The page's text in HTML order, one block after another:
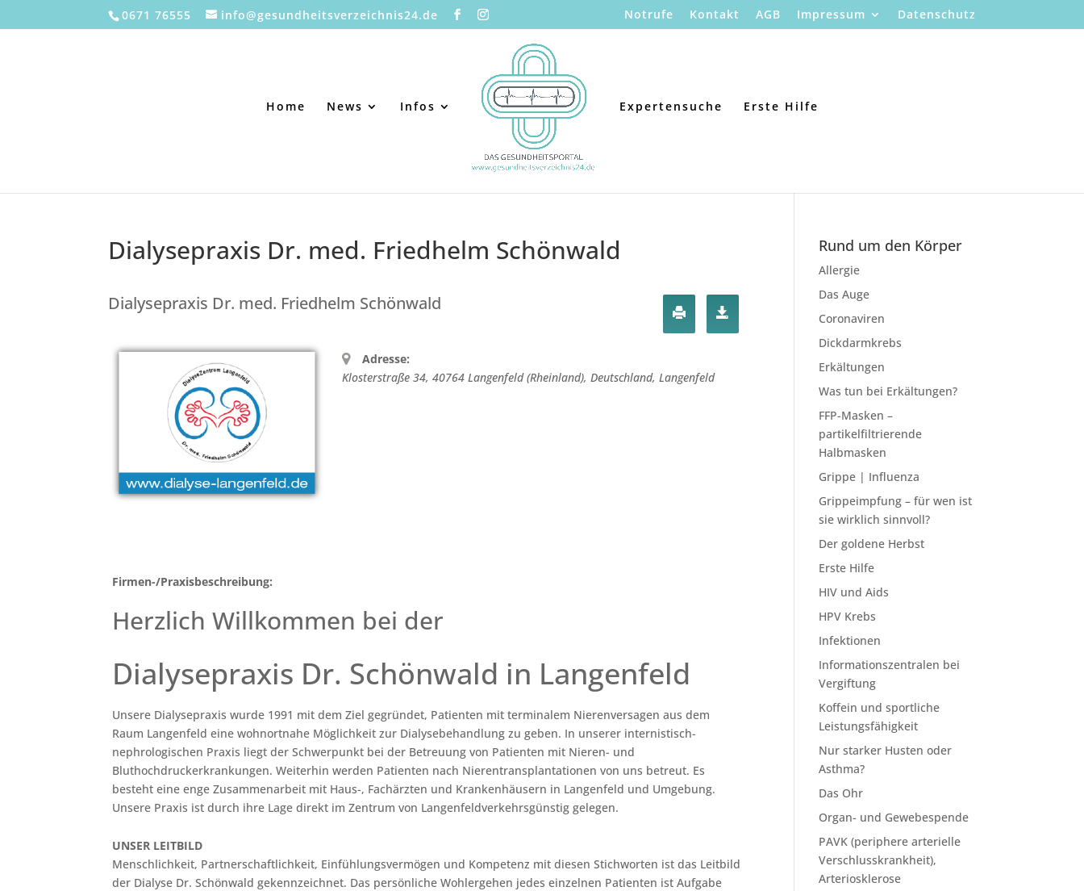
0671 76555 info@gesundheitsverzeichnis24.de Notrufe Kontakt AGB Impressum Datenschutz
Home News Infos Expertensuche Erste Hilfe
Dialysepraxis Dr. med. Friedhelm Schönwald
Dialysepraxis Dr. med. Friedhelm Schönwald
Adresse:
Klosterstraße 34, 40764 Langenfeld (Rheinland), Deutschland,Langenfeld
Firmen-/Praxisbeschreibung:
Herzlich Willkommen bei der
Dialysepraxis Dr. Schönwald in Langenfeld
Unsere Dialysepraxis wurde 1991 mit dem Ziel gegründet, Patienten mit terminalem Nierenversagen aus dem
Raum Langenfeld eine wohnortnahe Möglichkeit zur Dialysebehandlung zu geben. In unserer internistisch-
nephrologischen Praxis liegt der Schwerpunkt bei der Betreuung von Patienten mit Nieren- und
Bluthochdruckerkrankungen. Weiterhin werden Patienten nach Nierentransplantationen von uns betreut. Es
besteht eine enge Zusammenarbeit mit Haus-, Fachärzten und Krankenhäusern in Langenfeld und Umgebung.
Unsere Praxis ist durch ihre Lage direkt im Zentrum von Langenfeldverkehrsgünstig gelegen.
UNSER LEITBILD
Menschlichkeit, Partnerschaftlichkeit, Einfühlungsvermögen und Kompetenz mit diesen Stichworten ist das Leitbild
der Dialyse Dr. Schönwald gekennzeichnet. Das persönliche Wohlergehen jedes einzelnen Patienten ist Aufgabe
Rund um den Körper
Allergie
Das Auge
Coronaviren
Dickdarmkrebs
Erkältungen
Was tun bei Erkältungen?
FFP-Masken –
partikelfiltrierende
Halbmasken
Grippe | Influenza
Grippeimpfung – für wen ist
sie wirklich sinnvoll?
Der goldene Herbst
Erste Hilfe
HIV und Aids
HPV Krebs
Infektionen
Informationszentralen bei
Vergiftung
Koffein und sportliche
Leistungsfähigkeit
Nur starker Husten oder
Asthma?
Das Ohr
Organ- und Gewebespende
PAVK (periphere arterielle
Verschlusskrankheit),
Arteriosklerose